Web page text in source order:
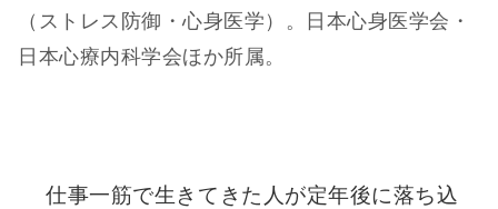
（ストレス防御・心身医学）。日本心身医学会・
日本心療内科学会ほか所属。
仕事一筋で生きてきた人が定年後に落ち込